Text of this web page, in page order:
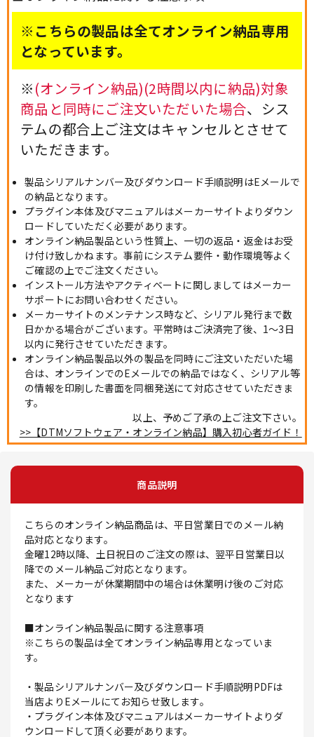
※こちらの製品は全てオンライン納品専用
となっています。
※(オンライン納品)(2時間以内に納品)対象
商品と同時にご注文いただいた場合、シス
テムの都合上ご注文はキャンセルとさせて
いただきます。
製品シリアルナンバー及びダウンロード手順説明はEメールで
の納品となります。
プラグイン本体及びマニュアルはメーカーサイトよりダウン
ロードしていただく必要があります。
オンライン納品製品という性質上、一切の返品・返金はお受
け付け致しかねます。事前にシステム要件・動作環境等よく
ご確認の上でご注文ください。
インストール方法やアクティベートに関しましてはメーカー
サポートにお問い合わせください。
メーカーサイトのメンテナンス時など、シリアル発行まで数
日かかる場合がございます。平常時はご決済完了後、1～3日
以内に発行させていただきます。
オンライン納品製品以外の製品を同時にご注文いただいた場
合は、オンラインでのEメールでの納品ではなく、シリアル等
の情報を印刷した書面を同梱発送にて対応させていただきま
す。
以上、予めご了承の上ご注文下さい。
>>【DTMソフトウェア・オンライン納品】購入初心者ガイド！
商品説明
こちらのオンライン納品商品は、平日営業日でのメール納
品対応となります。
金曜12時以降、土日祝日のご注文の際は、翌平日営業日以
降でのメール納品ご対応となります。
また、メーカーが休業期間中の場合は休業明け後のご対応
となります
■オンライン納品製品に関する注意事項
※こちらの製品は全てオンライン納品専用となっていま
す。
・製品シリアルナンバー及びダウンロード手順説明PDFは
当店よりEメールにてお知らせ致します。
・プラグイン本体及びマニュアルはメーカーサイトよりダ
ウンロードして頂く必要があります。